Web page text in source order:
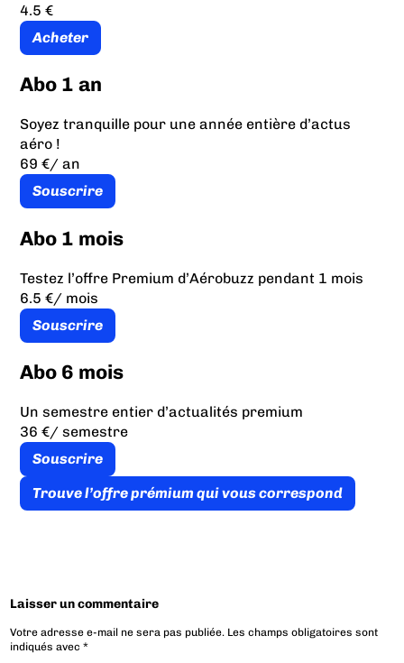
4.5 €
Acheter
Abo 1 an
Soyez tranquille pour une année entière d’actus
aéro !
69 €/ an
Souscrire
Abo 1 mois
Testez l’offre Premium d’Aérobuzz pendant 1 mois
6.5 €/ mois
Souscrire
Abo 6 mois
Un semestre entier d’actualités premium
36 €/ semestre
Souscrire
Trouve l’offre prémium qui vous correspond
Laisser un commentaire
Votre adresse e-mail ne sera pas publiée. Les champs obligatoires sont
indiqués avec*